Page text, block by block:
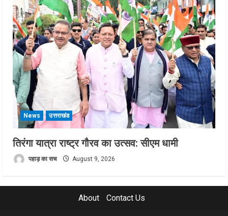
News उत्तराखंड
तिरंगा यात्रा राष्ट्र गौरव का उत्सव: सीएम धामी
पहाड़ का सच August 9, 2026
About Contact Us